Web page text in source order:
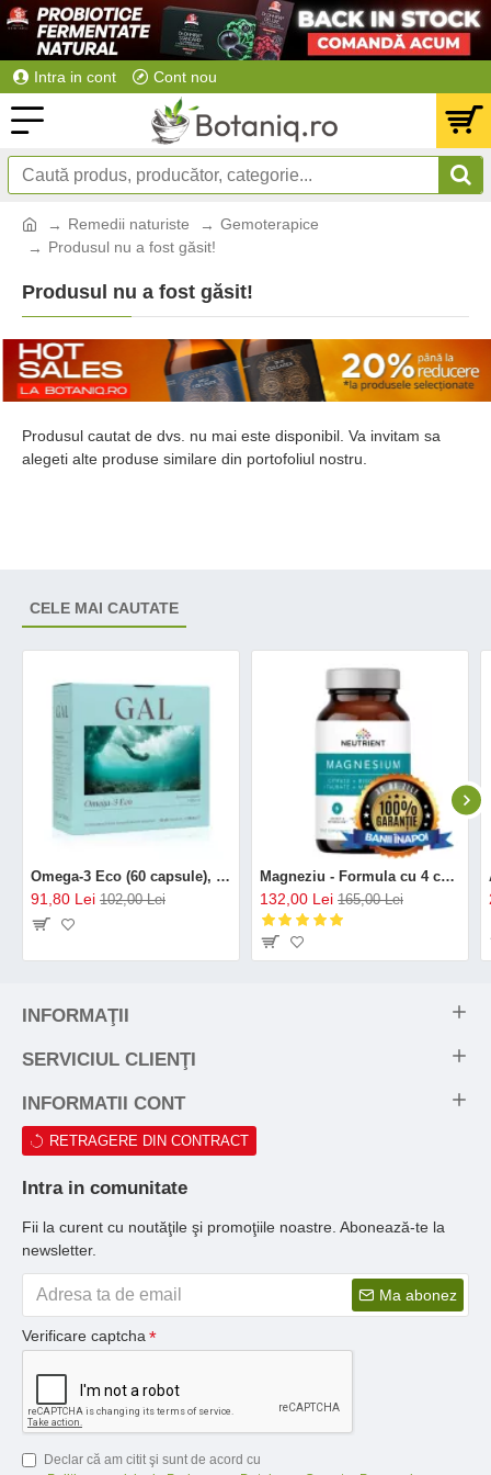
Intra in cont Cont nou
Remedii naturiste
Gemoterapice
Produsul nu a fost găsit!
Produsul nu a fost găsit!
Produsul cautat de dvs. nu mai este disponibil. Va invitam sa
alegeti alte produse similare din portofoliul nostru.
CELE MAI CAUTATE
Omega-3 Eco (60 capsule), GAL
91,80 Lei 102,00 Lei
Magneziu - Formula cu 4 chelați (120 capsule), Neutrient
132,00 Lei 165,00 Lei
INFORMAŢII
SERVICIUL CLIENŢI
INFORMATII CONT
RETRAGERE DIN CONTRACT
Intra in comunitate
Fii la curent cu noutăţile şi promoţiile noastre. Abonează-te la
newsletter.
Ma abonez
Verificare captcha
Declar că am citit şi sunt de acord cu